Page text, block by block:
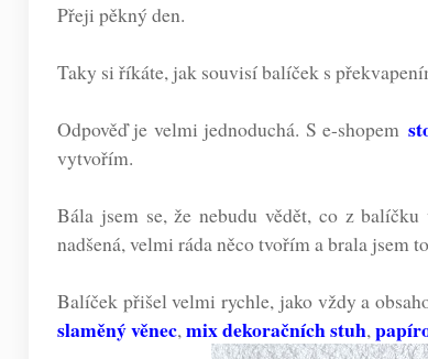
Přeji pěkný den.
Taky si říkáte, jak souvisí balíček s
Odpověď je velmi jednoduchá. S e-shopem
vytvořím.
Bála jsem se, že nebudu vědět, co z
nadšená, velmi ráda něco tvořím a brala jsem
Balíček přišel velmi rychle, jako vždy a
slaměný věnec,mix dekoračních stuh,